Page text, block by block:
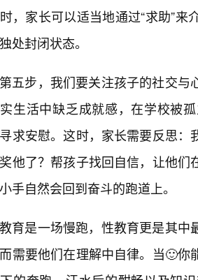
，家长可以适当地通过“求助”
处封闭状态。
第五步，我们要关注孩子的社交
生活中缺乏成就感，在学校被
求安慰。这时，家长需要反思
他了？帮孩子找回自信，让他
手自然会回到奋斗的跑道上。
教育是一场慢跑，性教育更是其中
需要他们在理解中自律。当🙂